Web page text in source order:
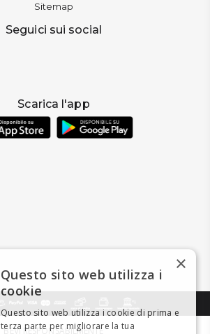
Sitemap
Seguici sui social
Scarica l'app
BEVI RESPONSABILMENTE
×
Questo sito web utilizza i
cookie
Questo sito web utilizza i cookie di prima e
terza parte per migliorare la tua